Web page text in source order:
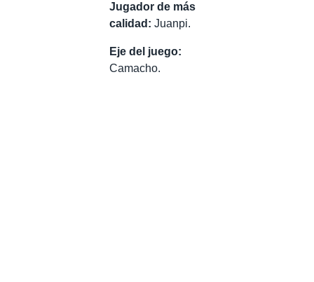
Jugador de más
calidad: Juanpi.
Eje del juego:
Camacho.